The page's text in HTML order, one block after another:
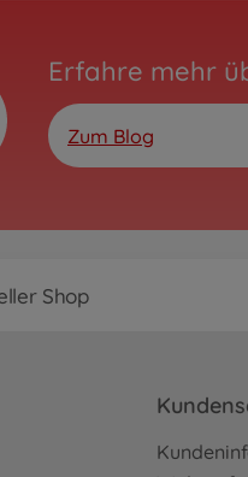
Erfahre mehr
Zum Blog
Shop